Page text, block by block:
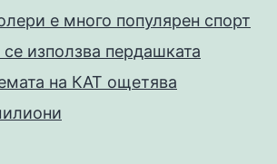
е много популярен спорт
използва пердашката
на КАТ ощетява